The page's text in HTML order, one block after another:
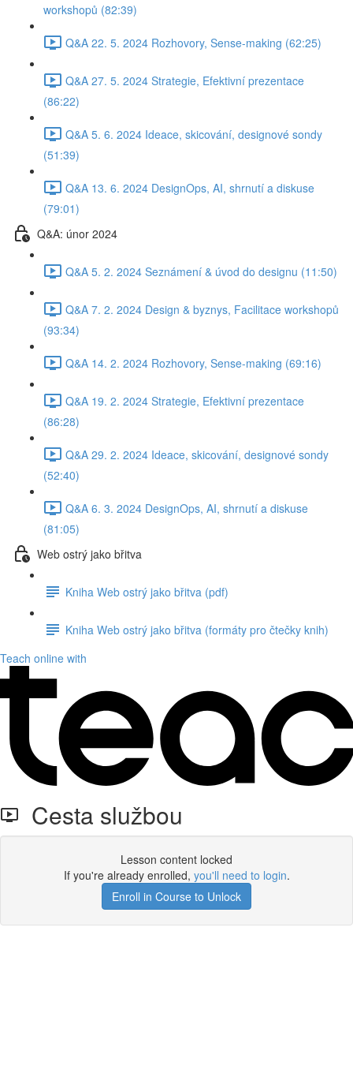
workshopů (82:39)
Q&A 22. 5. 2024 Rozhovory, Sense-making (62:25)
Q&A 27. 5. 2024 Strategie, Efektivní prezentace
(86:22)
Q&A 5. 6. 2024 Ideace, skicování, designové sondy
(51:39)
Q&A 13. 6. 2024 DesignOps, AI, shrnutí a diskuse
(79:01)
Q&A: únor 2024
Q&A 5. 2. 2024 Seznámení & úvod do designu (11:50)
Q&A 7. 2. 2024 Design & byznys, Facilitace workshopů
(93:34)
Q&A 14. 2. 2024 Rozhovory, Sense-making (69:16)
Q&A 19. 2. 2024 Strategie, Efektivní prezentace
(86:28)
Q&A 29. 2. 2024 Ideace, skicování, designové sondy
(52:40)
Q&A 6. 3. 2024 DesignOps, AI, shrnutí a diskuse
(81:05)
Web ostrý jako břitva
Kniha Web ostrý jako břitva (pdf)
Kniha Web ostrý jako břitva (formáty pro čtečky knih)
Teach online with
Cesta službou
Lesson content locked
If you're already enrolled, you'll need to login.
Enroll in Course to Unlock